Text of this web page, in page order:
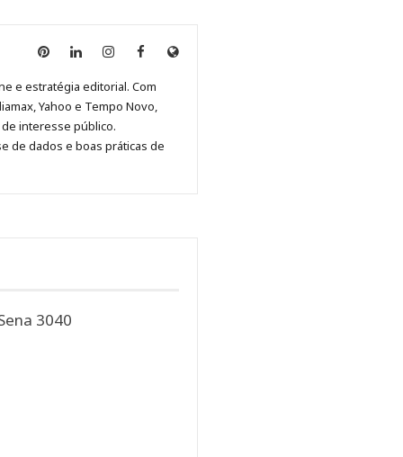
Anny
no
Pinterest
Anny
no
LinkedIn
Anny
no
Instagram
Anny
no
Facebook
Site
e estratégia editorial. Com
Yahoo e Tempo Novo,
interesse público.
de dados e boas práticas de